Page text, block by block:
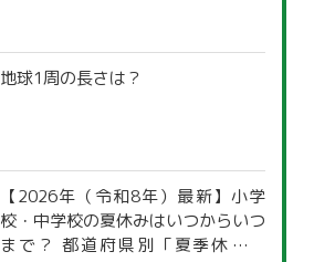
地球1周の長さは？
【2026年（令和8年）最新】小学
校・中学校の夏休みはいつからいつ
まで？ 都道府県別「夏季休暇一